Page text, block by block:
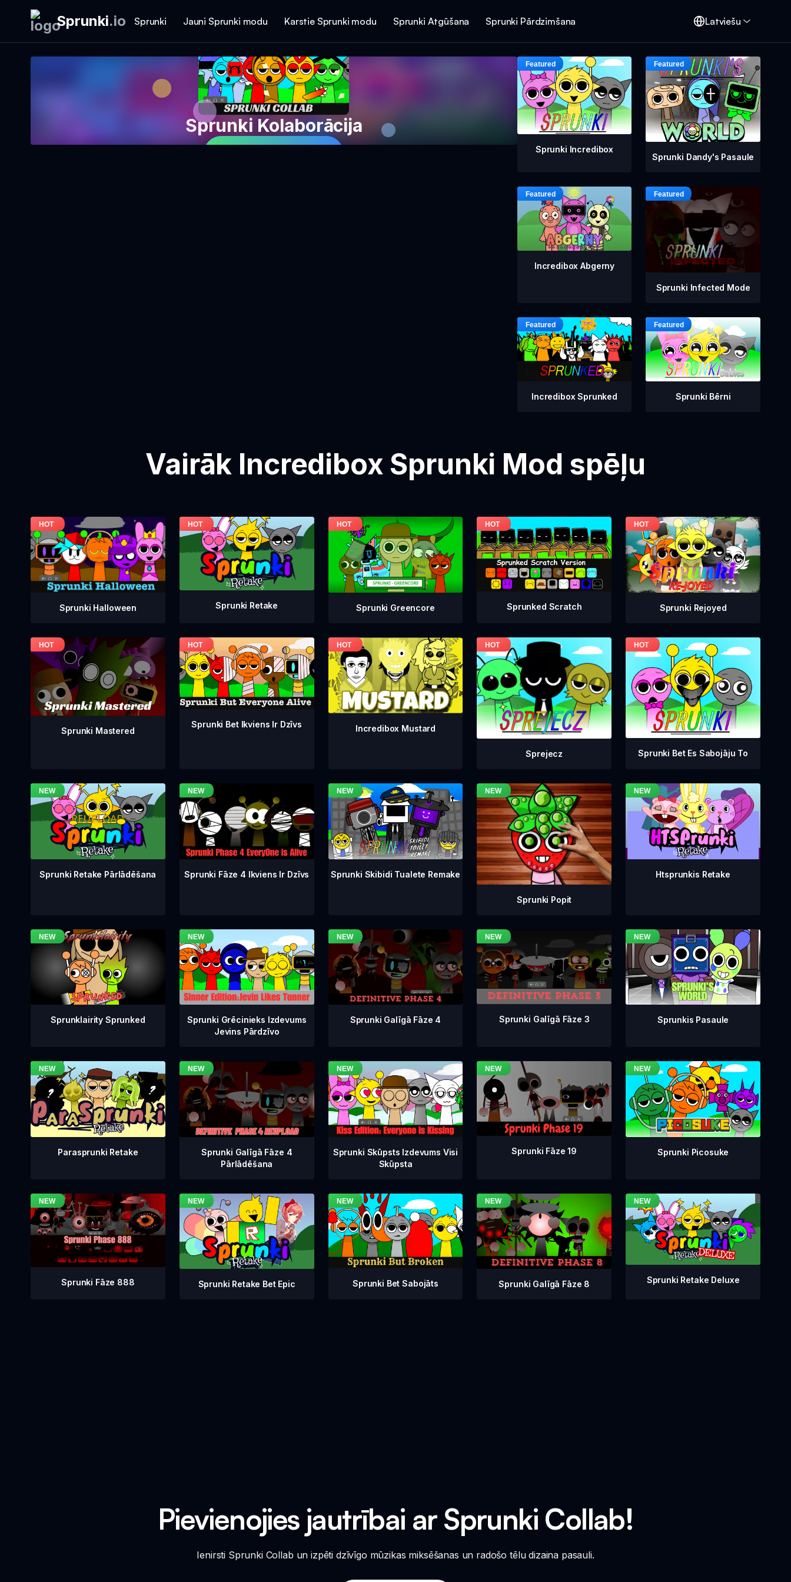
Sprunki.io Sprunki Jauni Sprunki modu Karstie Sprunki modu Sprunki Atgūšana Sprunki Pārdzimšana Latviešu
Sprunki Kolaborācija
Sprunki Incredibox
Sprunki Dandy's Pasaule
Incredibox Abgerny
Sprunki Infected Mode
Incredibox Sprunked Sprunki Bērni
Vairāk Incredibox Sprunki Mod spēļu
Sprunki Halloween Sprunki Retake Sprunki Greencore Sprunked Scratch Sprunki Rejoyed
Sprunki Mastered
Sprunki Bet Ikviens Ir Dzīvs Incredibox Mustard
Sprejecz Sprunki Bet Es Sabojāju To
Sprunki Retake Pārlādēšana Sprunki Fāze 4 Ikviens Ir Dzīvs Sprunki Skibidi Tualete Remake
Sprunki Popit
Htsprunkis Retake
Sprunklairity Sprunked
Sprunki Grēcinieks Izdevums
Jevins Pārdzīvo
Sprunki Galīgā Fāze 4 Sprunki Galīgā Fāze 3 Sprunkis Pasaule
Parasprunki Retake
Sprunki Galīgā Fāze 4
Pārlādēšana
Sprunki Skūpsts Izdevums Visi
Skūpsta
Sprunki Fāze 19 Sprunki Picosuke
Sprunki Fāze 888 Sprunki Retake Bet Epic Sprunki Bet Sabojāts Sprunki Galīgā Fāze 8 Sprunki Retake Deluxe
Pievienojies jautrībai ar Sprunki Collab!
Ienirsti Sprunki Collab un izpēti dzīvīgo mūzikas miksēšanas un radošo tēlu dizaina pasauli.